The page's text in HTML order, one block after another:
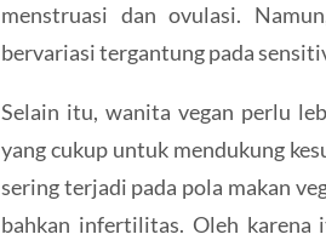
menstruasi dan ovulasi.
bervariasi tergantung pada
Selain itu, wanita vegan perlu
yang cukup untuk mendukung
sering terjadi pada pola makan
bahkan infertilitas. Oleh karena